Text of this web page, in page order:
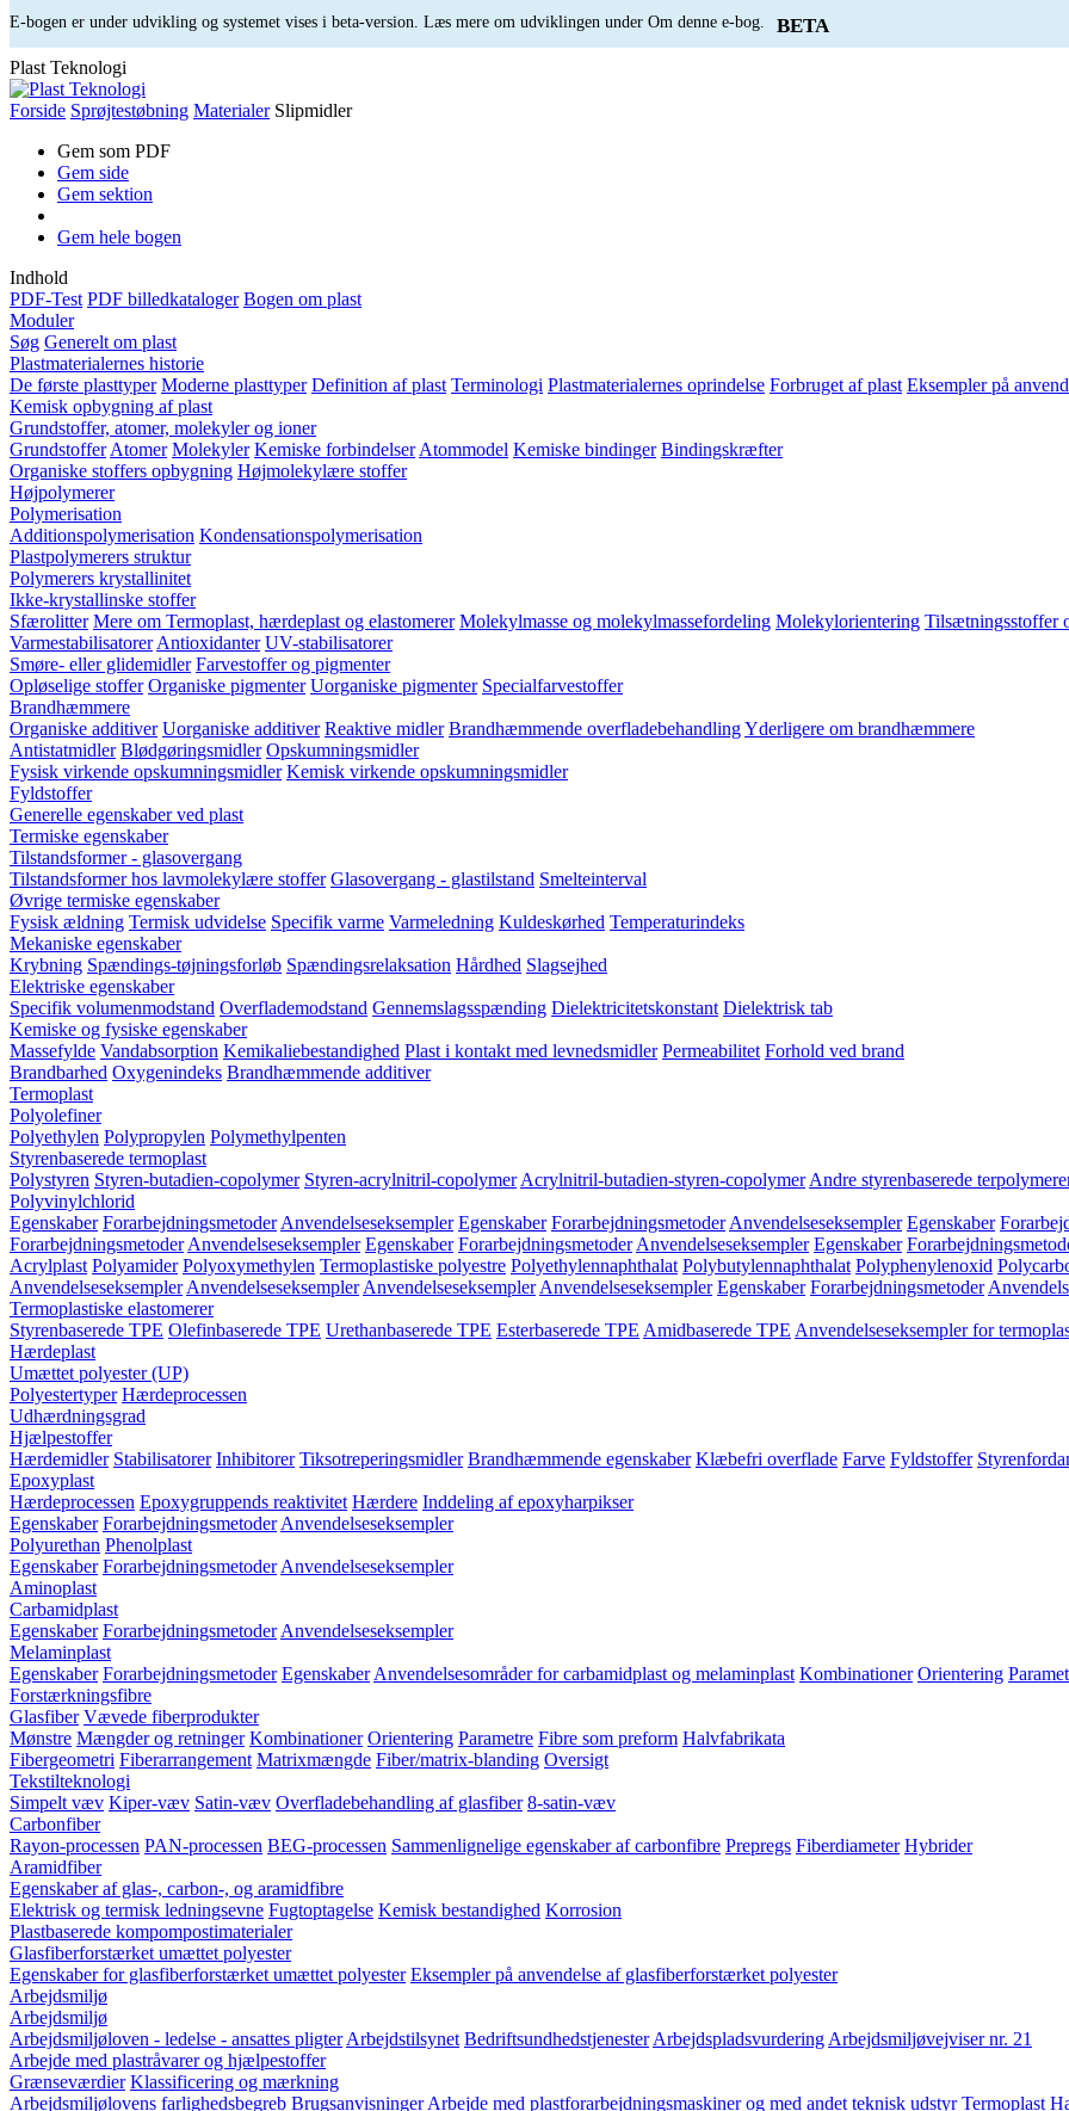
E-bogen er under udvikling og systemet vises i beta-version. Læs mere om udviklingen under Om denne e-bog. BETA
Plast Teknologi
Forside Sprøjtestøbning Materialer Slipmidler
Gem som PDF
Gem side
Gem sektion
Gem hele bogen
Indhold
PDF-Test PDF billedkataloger Bogen om plast
Moduler
Søg Generelt om plast
Plastmaterialernes historie
De første plasttyper Moderne plasttyper Definition af plast Terminologi Plastmaterialernes oprindelse Forbruget af plast Eksempler på
Kemisk opbygning af plast
Grundstoffer, atomer, molekyler og ioner
Grundstoffer Atomer Molekyler Kemiske forbindelser Atommodel Kemiske bindinger Bindingskræfter
Organiske stoffers opbygning Højmolekylære stoffer
Højpolymerer
Polymerisation
Additionspolymerisation Kondensationspolymerisation
Plastpolymerers struktur
Polymerers krystallinitet
Ikke-krystallinske stoffer
Sfærolitter Mere om Termoplast, hærdeplast og elastomerer Molekylmasse og molekylmassefordeling Molekylorientering Tilsætningsstoffer
Varmestabilisatorer Antioxidanter UV-stabilisatorer
Smøre- eller glidemidler Farvestoffer og pigmenter
Opløselige stoffer Organiske pigmenter Uorganiske pigmenter Specialfarvestoffer
Brandhæmmere
Organiske additiver Uorganiske additiver Reaktive midler Brandhæmmende overfladebehandlingYderligere om brandhæmmere
Antistatmidler Blødgøringsmidler Opskumningsmidler
Fysisk virkende opskumningsmidler Kemisk virkende opskumningsmidler
Fyldstoffer
Generelle egenskaber ved plast
Termiske egenskaber
Tilstandsformer - glasovergang
Tilstandsformer hos lavmolekylære stoffer Glasovergang - glastilstand Smelteinterval
Øvrige termiske egenskaber
Fysisk ældning Termisk udvidelse Specifik varme Varmeledning Kuldeskørhed Temperaturindeks
Mekaniske egenskaber
Krybning Spændings-tøjningsforløb Spændingsrelaksation Hårdhed Slagsejhed
Elektriske egenskaber
Specifik volumenmodstand Overflademodstand Gennemslagsspænding Dielektricitetskonstant Dielektrisk tab
Kemiske og fysiske egenskaber
Massefylde Vandabsorption Kemikaliebestandighed Plast i kontakt med levnedsmidler Permeabilitet Forhold ved brand
Brandbarhed Oxygenindeks Brandhæmmende additiver
Termoplast
Polyolefiner
Polyethylen Polypropylen Polymethylpenten
Styrenbaserede termoplast
Polystyren Styren-butadien-copolymer Styren-acrylnitril-copolymer Acrylnitril-butadien-styren-copolymer Andre styrenbaserede
Polyvinylchlorid
Egenskaber Forarbejdningsmetoder Anvendelseseksempler Egenskaber Forarbejdningsmetoder Anvendelseseksempler Egenskaber
Forarbejdningsmetoder Anvendelseseksempler Egenskaber Forarbejdningsmetoder Anvendelseseksempler Egenskaber
Acrylplast Polyamider Polyoxymethylen Termoplastiske polyestre Polyethylennaphthalat Polybutylennaphthalat Polyphenylenoxid
Anvendelseseksempler Anvendelseseksempler Anvendelseseksempler Anvendelseseksempler Egenskaber Forarbejdningsmetoder
Termoplastiske elastomerer
Styrenbaserede TPE Olefinbaserede TPE Urethanbaserede TPE Esterbaserede TPE Amidbaserede TPE Anvendelseseksempler for
Hærdeplast
Umættet polyester (UP)
Polyestertyper Hærdeprocessen
Udhærdningsgrad
Hjælpestoffer
Hærdemidler Stabilisatorer Inhibitorer Tiksotreperingsmidler Brandhæmmende egenskaber Klæbefri overflade Farve Fyldstoffer
Epoxyplast
Hærdeprocessen Epoxygruppends reaktivitet Hærdere Inddeling af epoxyharpikser
Egenskaber Forarbejdningsmetoder Anvendelseseksempler
Polyurethan Phenolplast
Egenskaber Forarbejdningsmetoder Anvendelseseksempler
Aminoplast
Carbamidplast
Egenskaber Forarbejdningsmetoder Anvendelseseksempler
Melaminplast
Egenskaber Forarbejdningsmetoder Egenskaber Anvendelsesområder for carbamidplast og melaminplast Kombinationer Orientering
Forstærkningsfibre
Glasfiber Vævede fiberprodukter
Mønstre Mængder og retninger Kombinationer Orientering Parametre Fibre som preform Halvfabrikata
Fibergeometri Fiberarrangement Matrixmængde Fiber/matrix-blanding Oversigt
Tekstilteknologi
Simpelt væv Kiper-væv Satin-væv Overfladebehandling af glasfiber 8-satin-væv
Carbonfiber
Rayon-processen PAN-processen BEG-processen Sammenlignelige egenskaber af carbonfibre Prepregs Fiberdiameter Hybrider
Aramidfiber
Egenskaber af glas-, carbon-, og aramidfibre
Elektrisk og termisk ledningsevne Fugtoptagelse Kemisk bestandighed Korrosion
Plastbaserede kompompostimaterialer
Glasfiberforstærket umættet polyester
Egenskaber for glasfiberforstærket umættet polyester Eksempler på anvendelse af glasfiberforstærket polyester
Arbejdsmiljø
Arbejdsmiljø
Arbejdsmiljøloven - ledelse - ansattes pligter Arbejdstilsynet Bedriftsundhedstjenester Arbejdspladsvurdering Arbejdsmiljøvejviser nr. 21
Arbejde med plastråvarer og hjælpestoffer
Grænseværdier Klassificering og mærkning
Arbejdsmiljølovens farlighedsbegreb Brugsanvisninger Arbejde med plastforarbejdningsmaskiner og med andet teknisk udstyr Termoplast